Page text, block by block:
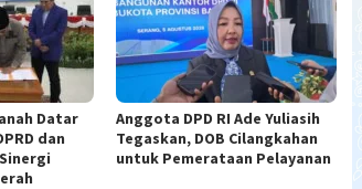
Datar
dan
Anggota DPD RI Ade Yuliasih
Tegaskan, DOB Cilangkahan
untuk Pemerataan Pelayanan